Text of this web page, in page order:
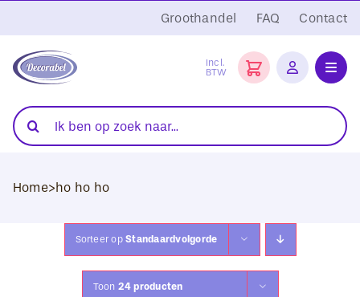
naar
inhoud
Groothandel FAQ Contact
Incl.
BTW
Folies
Transferpersen
Sublimatie
Blanco Textiel
Zoeken
naar:
Home>ho ho ho
Sorteer opStandaardvolgorde
Toon 24 producten